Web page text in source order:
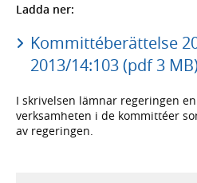
Ladda ner:
Kommittéberättelse
2013/14:103 (pdf 3 MB)
I skrivelsen lämnar regeringen
verksamheten i de kommittéer
av regeringen.